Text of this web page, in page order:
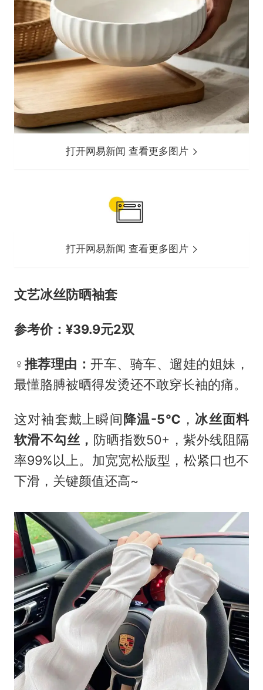
打开网易新闻 查看更多图片
打开网易新闻 查看更多图片
文艺冰丝防晒袖套
参考价：¥39.9元2双
‍♀️推荐理由：开车、骑车、遛娃的姐妹，
最懂胳膊被晒得发烫还不敢穿长袖的痛。
这对袖套戴上瞬间 降温-5℃ ， 冰丝面料
软滑不勾丝， 防晒指数50+，紫外线阻隔
率99%以上。加宽宽松版型，松紧口也不
下滑，关键颜值还高~